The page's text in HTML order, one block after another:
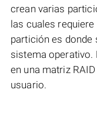
crean varias
las cuales requiere
partición es donde
sistema operativo.
en una matriz
usuario.